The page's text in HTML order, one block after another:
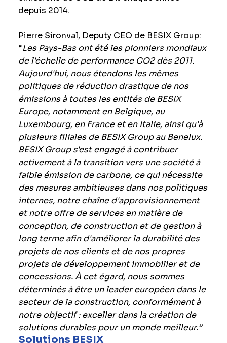
depuis 2014.
Pierre Sironval, Deputy CEO de BESIX Group:
“Les Pays-Bas ont été les pionniers mondiaux
de l'échelle de performance CO2 dès 2011.
Aujourd'hui, nous étendons les mêmes
politiques de réduction drastique de nos
émissions à toutes les entités de BESIX
Europe, notamment en Belgique, au
Luxembourg, en France et en Italie, ainsi qu'à
plusieurs filiales de BESIX Group au Benelux.
BESIX Group s'est engagé à contribuer
activement à la transition vers une société à
faible émission de carbone, ce qui nécessite
des mesures ambitieuses dans nos politiques
internes, notre chaîne d'approvisionnement
et notre offre de services en matière de
conception, de construction et de gestion à
long terme afin d'améliorer la durabilité des
projets de nos clients et de nos propres
projets de développement immobilier et de
concessions. À cet égard, nous sommes
déterminés à être un leader européen dans le
secteur de la construction, conformément à
notre objectif : exceller dans la création de
solutions durables pour un monde meilleur.”
Solutions BESIX